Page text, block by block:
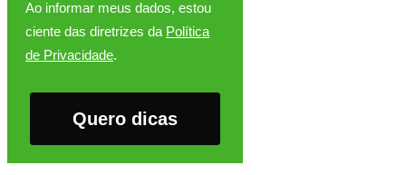
Ao informar meus dados, estou
ciente das diretrizes da Política
de Privacidade.
Quero dicas